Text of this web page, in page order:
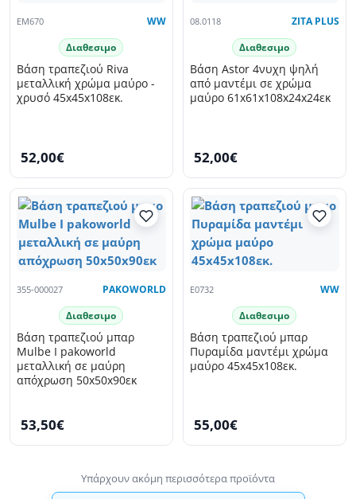
EM670 WW
Διαθεσιμο
Βάση τραπεζιού Riva
μεταλλική χρώμα μαύρο -
χρυσό 45x45x108εκ.
52,00€
08.0118 ZITA PLUS
Διαθεσιμο
Βάση Astor 4νυχη ψηλή
από μαντέμι σε χρώμα
μαύρο 61x61x108x24x24εκ
52,00€
355-000027 PAKOWORLD
Διαθεσιμο
Βάση τραπεζιού μπαρ
Mulbe I pakoworld
μεταλλική σε μαύρη
απόχρωση 50x50x90εκ
53,50€
E0732 WW
Διαθεσιμο
Βάση τραπεζιού μπαρ
Πυραμίδα μαντέμι χρώμα
μαύρο 45x45x108εκ.
55,00€